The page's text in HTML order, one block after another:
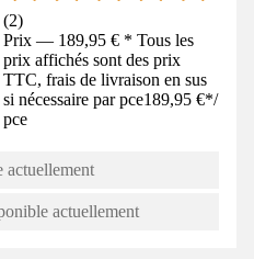
(2)
Prix — 189,95 € * Tous les
prix affichés sont des prix
TTC, frais de livraison en sus
si nécessaire par pce189,95 €*/
pce
actuellement
actuellement